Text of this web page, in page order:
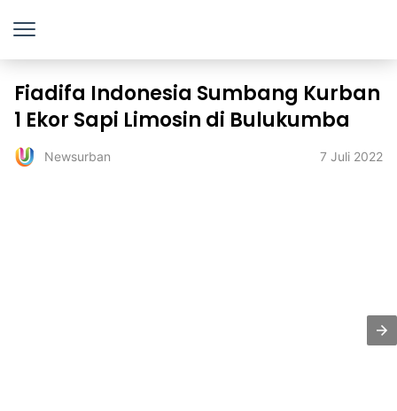
Fiadifa Indonesia Sumbang Kurban
1 Ekor Sapi Limosin di Bulukumba
Newsurban 7 Juli 2022